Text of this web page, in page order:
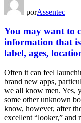
porAssentec
You may want to
information that is
label, ages,
Often it can feel
brand new apps,
we all know men. Yes,
some other unknown
know, however, after
excellent “looker,” and